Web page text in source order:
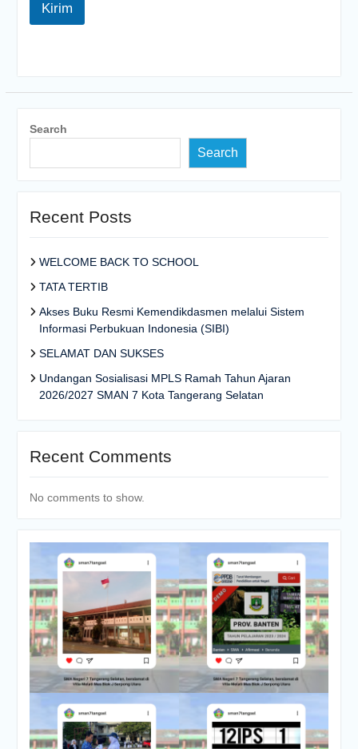
Kirim
Search
Search
Recent Posts
WELCOME BACK TO SCHOOL
TATA TERTIB
Akses Buku Resmi Kemendikdasmen melalui Sistem
Informasi Perbukuan Indonesia (SIBI)
SELAMAT DAN SUKSES
Undangan Sosialisasi MPLS Ramah Tahun Ajaran
2026/2027 SMAN 7 Kota Tangerang Selatan
Recent Comments
No comments to show.